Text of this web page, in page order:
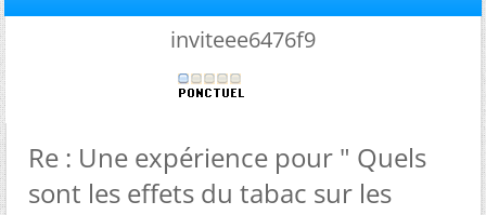
inviteee6476f9
Re : Une expérience pour " Quels
sont les effets du tabac sur les